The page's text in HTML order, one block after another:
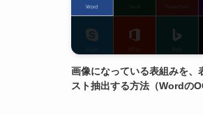
画像になっている表組みを、
スト抽出する方法（Wordの